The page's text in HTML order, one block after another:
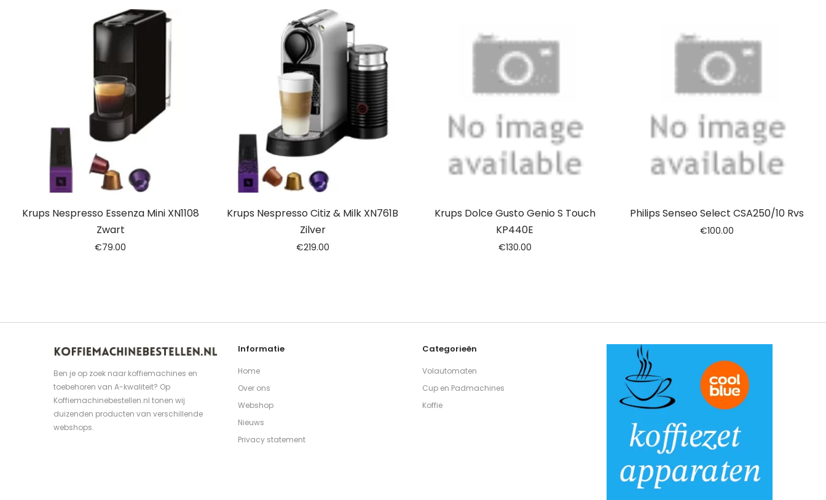
Krups Nespresso Essenza Mini XN1108
Zwart
€79.00
Krups Nespresso Citiz & Milk XN761B
Zilver
€219.00
Krups Dolce Gusto Genio S Touch
KP440E
€130.00
Philips Senseo Select CSA250/10 Rvs
€100.00
Ben je op zoek naar koffiemachines en
toebehoren van A-kwaliteit? Op
Koffiemachinebestellen.nl tonen wij
duizenden producten van verschillende
webshops.
Informatie
Home
Over ons
Webshop
Nieuws
Privacy statement
Categorieën
Volautomaten
Cup en Padmachines
Koffie